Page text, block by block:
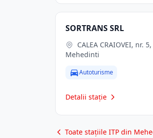
SORTRANS SRL
Mehedinti
Autoturisme
Detalii stație
Toate stațiile ITP din